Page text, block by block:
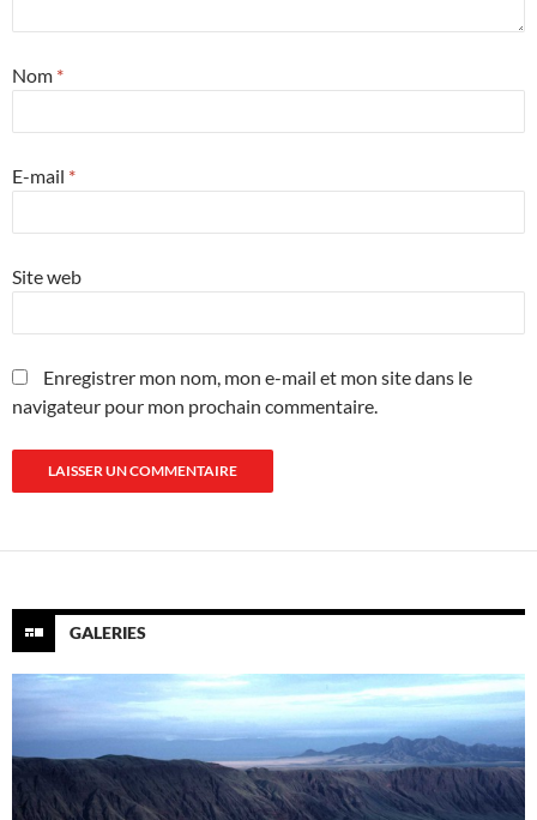
Nom *
E-mail *
Site web
Enregistrer mon nom, mon e-mail et mon site dans le
navigateur pour mon prochain commentaire.
GALERIES